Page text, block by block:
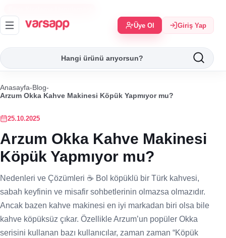
Üye Ol Giriş Yap
Anasayfa-Blog-
Arzum Okka Kahve Makinesi Köpük Yapmıyor mu?
25.10.2025
Arzum Okka Kahve Makinesi
Köpük Yapmıyor mu?
Nedenleri ve Çözümleri ☕️ Bol köpüklü bir Türk kahvesi,
sabah keyfinin ve misafir sohbetlerinin olmazsa olmazıdır.
Ancak bazen kahve makinesi en iyi markadan biri olsa bile
kahve köpüksüz çıkar. Özellikle Arzum’un popüler Okka
serisini kullanan bazı kullanıcılar, zaman zaman “Köpük